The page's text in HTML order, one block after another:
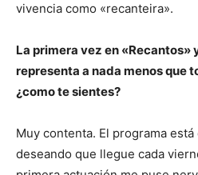
vivencia como «recanteira».
La primera vez en «Recantos»
representa a nada menos que
¿como te sientes?
Muy contenta. El programa
deseando que llegue cada